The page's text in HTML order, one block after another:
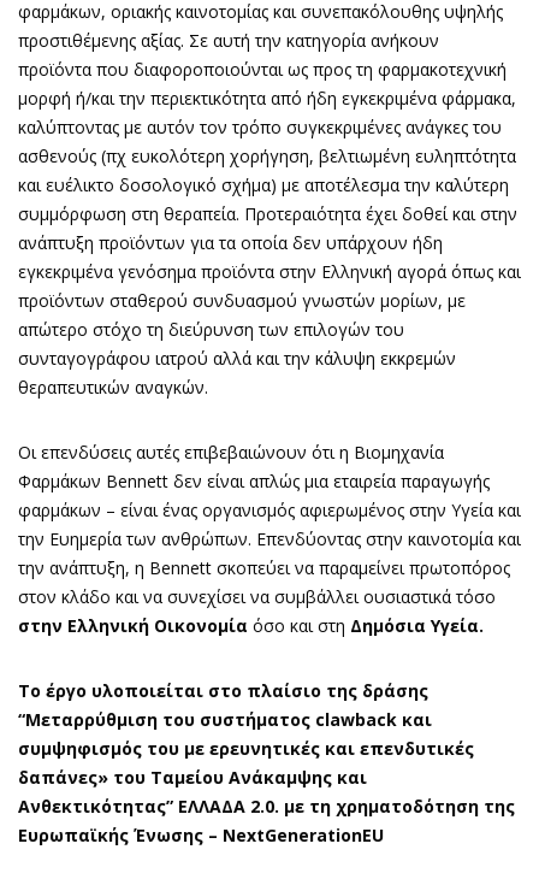
φαρμάκων, οριακής καινοτομίας και συνεπακόλουθης υψηλής
προστιθέμενης αξίας. Σε αυτή την κατηγορία ανήκουν
προϊόντα που διαφοροποιούνται ως προς τη φαρμακοτεχνική
μορφή ή/και την περιεκτικότητα από ήδη εγκεκριμένα φάρμακα,
καλύπτοντας με αυτόν τον τρόπο συγκεκριμένες ανάγκες του
ασθενούς (πχ ευκολότερη χορήγηση, βελτιωμένη ευληπτότητα
και ευέλικτο δοσολογικό σχήμα) με αποτέλεσμα την καλύτερη
συμμόρφωση στη θεραπεία. Προτεραιότητα έχει δοθεί και στην
ανάπτυξη προϊόντων για τα οποία δεν υπάρχουν ήδη
εγκεκριμένα γενόσημα προϊόντα στην Ελληνική αγορά όπως και
προϊόντων σταθερού συνδυασμού γνωστών μορίων, με
απώτερο στόχο τη διεύρυνση των επιλογών του
συνταγογράφου ιατρού αλλά και την κάλυψη εκκρεμών
θεραπευτικών αναγκών.
Οι επενδύσεις αυτές επιβεβαιώνουν ότι η Βιομηχανία
Φαρμάκων Bennett δεν είναι απλώς μια εταιρεία παραγωγής
φαρμάκων – είναι ένας οργανισμός αφιερωμένος στην Υγεία και
την Ευημερία των ανθρώπων. Επενδύοντας στην καινοτομία και
την ανάπτυξη, η Bennett σκοπεύει να παραμείνει πρωτοπόρος
στον κλάδο και να συνεχίσει να συμβάλλει ουσιαστικά τόσο
στην Ελληνική Οικονομία όσο και στη Δημόσια Υγεία.
Το έργο υλοποιείται στο πλαίσιο της δράσης
“Μεταρρύθμιση του συστήματος clawback και
συμψηφισμός του με ερευνητικές και επενδυτικές
δαπάνες» του Ταμείου Ανάκαμψης και
Ανθεκτικότητας” ΕΛΛΑΔΑ 2.0. με τη χρηματοδότηση της
Ευρωπαϊκής Ένωσης – NextGenerationEU